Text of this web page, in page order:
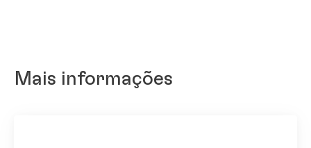
Mais informações